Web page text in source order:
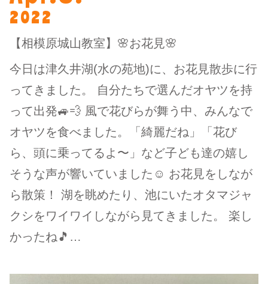
2022
【相模原城山教室】🌸お花見🌸
今日は津久井湖(水の苑地)に、お花見散歩に行
ってきました。 自分たちで選んだオヤツを持
って出発🚙💨 風で花びらが舞う中、みんなで
オヤツを食べました。「綺麗だね」「花び
ら、頭に乗ってるよ〜」など子ども達の嬉し
そうな声が響いていました☺️ お花見をしなが
ら散策！ 湖を眺めたり、池にいたオタマジャ
クシをワイワイしながら見てきました。 楽し
かったね🎵…